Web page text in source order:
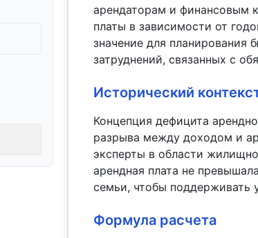
арендаторам и финансовым
платы в зависимости от
значение для
затруднений, связанных с
Исторический
Концепция дефицита
разрыва между доходом и
эксперты в области
арендная плата не
семьи, чтобы поддерживать
Формула расчета